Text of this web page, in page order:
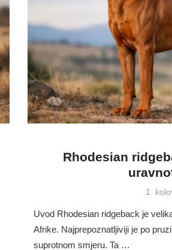
Rhodesian
Posted
1.
Uvod Rhodesian ridgeback je
Afrike. Najprepoznatljiviji je po
suprotnom smjeru. Ta …